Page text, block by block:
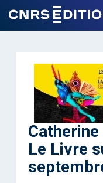
Le Livre